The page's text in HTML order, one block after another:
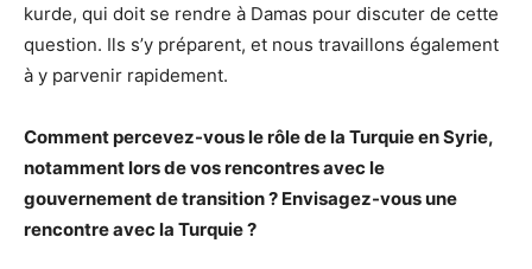
kurde, qui doit se rendre à Damas pour discuter de cette
question. Ils s’y préparent, et nous travaillons également
à y parvenir rapidement.
Comment percevez-vous le rôle de la Turquie en Syrie,
notamment lors de vos rencontres avec le
gouvernement de transition ? Envisagez-vous une
rencontre avec la Turquie ?